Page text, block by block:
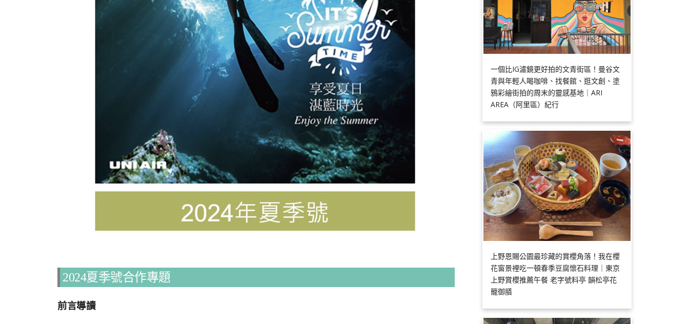
2024夏季號合作專題
前言導讀
一個比IG濾鏡更好拍的文青街區！曼谷文
青與年輕人喝咖啡、找餐館、逛文創、塗
鴉彩繪街拍的周末的靈感基地｜ARI
AREA（阿里區）紀行
上野恩賜公園最珍藏的賞櫻角落！我在櫻
花窗景裡吃一頓春季豆腐懷石料理｜東京
上野賞櫻推薦午餐 老字號料亭 韻松亭花
籠御膳